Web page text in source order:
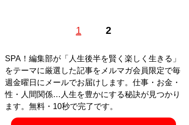
1 2
日生。東南アジア経済情報、最新テクノロジー、ガジェ
田もエンターテイナー 』
記事一覧へ
SPA！編集部が「人生後半を賢く楽しく生きる」
をテーマに厳選した記事をメルマガ会員限定で毎
週金曜日にメールでお届けします。仕事・お金・
性・人間関係…人生を豊かにする秘訣が見つかり
ます。無料・10秒で完了です。